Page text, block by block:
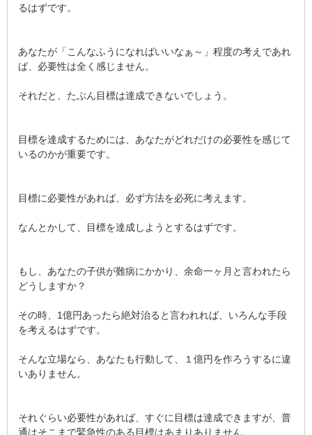
るはずです。
あなたが「こんなふうになればいいなぁ～」程度の考えであれ
ば、必要性は全く感じません。
それだと、たぶん目標は達成できないでしょう。
目標を達成するためには、あなたがどれだけの必要性を感じて
いるのかが重要です。
目標に必要性があれば、必ず方法を必死に考えます。
なんとかして、目標を達成しようとするはずです。
もし、あなたの子供が難病にかかり、余命一ヶ月と言われたら
どうしますか？
その時、1億円あったら絶対治ると言われれば、いろんな手段
を考えるはずです。
そんな立場なら、あなたも行動して、１億円を作ろうするに違
いありません。
それぐらい必要性があれば、すぐに目標は達成できますが、普
通はそこまで緊急性のある目標はあまりありません。